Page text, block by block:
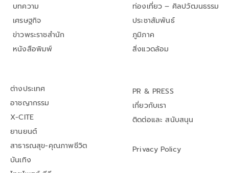
บทความ
เศรษฐกิจ
ข่าวพระราชสำนัก
หนังสือพิมพ์
ท่องเที่ยว – ศิลปวัฒนธรรม
ประชาสัมพันธ์
ภูมิภาค
สิ่งแวดล้อม
ต่างประเทศ
อาชญากรรม
X-CITE
ยานยนต์
สาธารณสุข-คุณภาพชีวิต
บันเทิง
PR & PRESS
เกี่ยวกับเรา
ติดต่อและ สนับสนุน
Privacy Policy